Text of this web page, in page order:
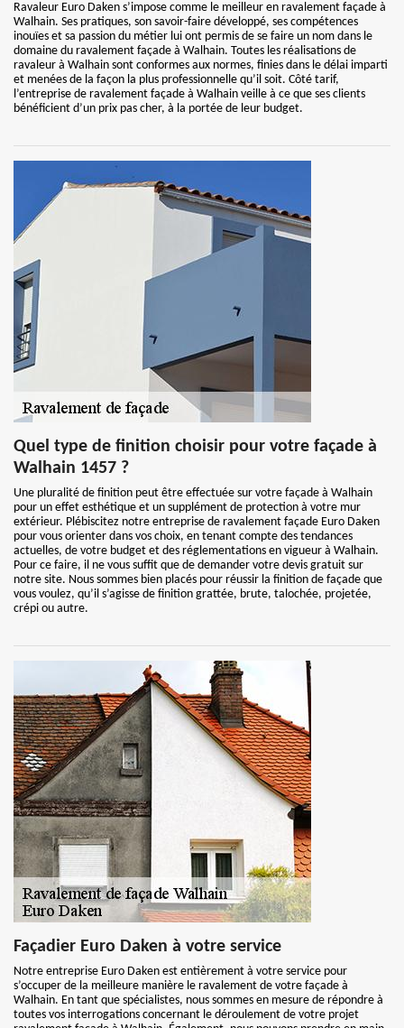
Ravaleur Euro Daken s’impose comme le meilleur en ravalement façade à
Walhain. Ses pratiques, son savoir-faire développé, ses compétences
inouïes et sa passion du métier lui ont permis de se faire un nom dans le
domaine du ravalement façade à Walhain. Toutes les réalisations de
ravaleur à Walhain sont conformes aux normes, finies dans le délai imparti
et menées de la façon la plus professionnelle qu’il soit. Côté tarif,
l’entreprise de ravalement façade à Walhain veille à ce que ses clients
bénéficient d’un prix pas cher, à la portée de leur budget.
Quel type de finition choisir pour votre façade à
Walhain 1457 ?
Une pluralité de finition peut être effectuée sur votre façade à Walhain
pour un effet esthétique et un supplément de protection à votre mur
extérieur. Plébiscitez notre entreprise de ravalement façade Euro Daken
pour vous orienter dans vos choix, en tenant compte des tendances
actuelles, de votre budget et des réglementations en vigueur à Walhain.
Pour ce faire, il ne vous suffit que de demander votre devis gratuit sur
notre site. Nous sommes bien placés pour réussir la finition de façade que
vous voulez, qu’il s’agisse de finition grattée, brute, talochée, projetée,
crépi ou autre.
Façadier Euro Daken à votre service
Notre entreprise Euro Daken est entièrement à votre service pour
s’occuper de la meilleure manière le ravalement de votre façade à
Walhain. En tant que spécialistes, nous sommes en mesure de répondre à
toutes vos interrogations concernant le déroulement de votre projet